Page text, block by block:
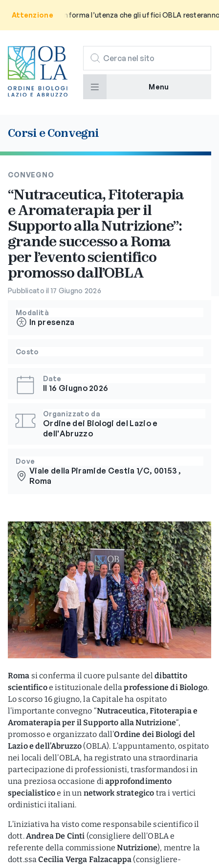
Attenzione
Avviso: Si informa l’utenza che gli uffici OBLA resteranno
CERCA
Menu
Corsi e Convegni
CONVEGNO
“Nutraceutica, Fitoterapia
e Aromaterapia per il
Supporto alla Nutrizione”:
grande successo a Roma
per l’evento scientifico
promosso dall’OBLA
Pubblicato il 17 Giugno 2026
Modalità
In presenza
Costo
Date
Il 16 Giugno 2026
Organizzato da
Ordine dei Biologi del Lazio e
dell'Abruzzo
Dove
Viale della Piramide Cestia 1/C, 00153 ,
Roma
Roma si conferma il cuore pulsante deldibattito
scientificoe istituzionale dellaprofessione di Biologo.
Lo scorso 16 giugno, la Capitale ha ospitato
l’importante convegno “Nutraceutica, Fitoterapia e
Aromaterapia per il Supporto alla Nutrizione“,
promosso e organizzato dall’Ordine dei Biologi del
Lazio e dell’Abruzzo (OBLA). L’appuntamento, ospitato
nei locali dell’OBLA, ha registrato una straordinaria
partecipazione di professionisti, trasformandosi in
una preziosa occasione diapprofondimento
specialisticoe in un network strategico tra i vertici
ordinistici italiani.
L’iniziativa ha visto come responsabile scientifico il
dott.Andrea De Cinti (consigliere dell’OBLA e
referente della commissioneNutrizione), mentre la
dott.ssaCecilia Verga Falzacappa (consigliere-